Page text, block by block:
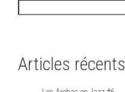
Articles récents